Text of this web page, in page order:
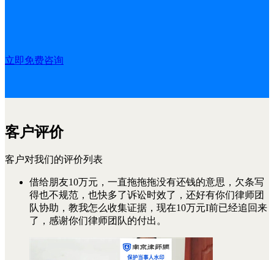
立即免费咨询
客户评价
客户对我们的评价列表
借给朋友10万元，一直拖拖拖没有还钱的意思，欠条写
得也不规范，也快多了诉讼时效了，还好有你们律师团
队协助，教我怎么收集证据，现在10万元I前已经追回来
了，感谢你们律师团队的付出。